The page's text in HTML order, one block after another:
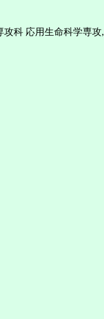
攻科 応用生命科学専攻,